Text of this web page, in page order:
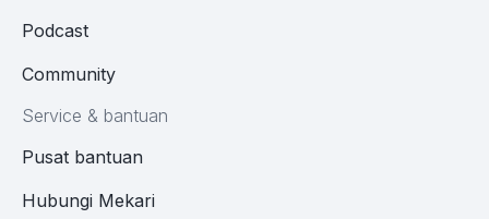
Podcast
Community
Service & bantuan
Pusat bantuan
Hubungi Mekari